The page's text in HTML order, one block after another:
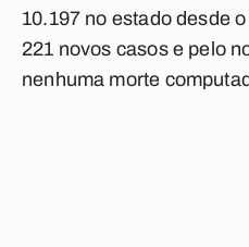
10.197 no estado desde
221 novos casos e pelo
nenhuma morte